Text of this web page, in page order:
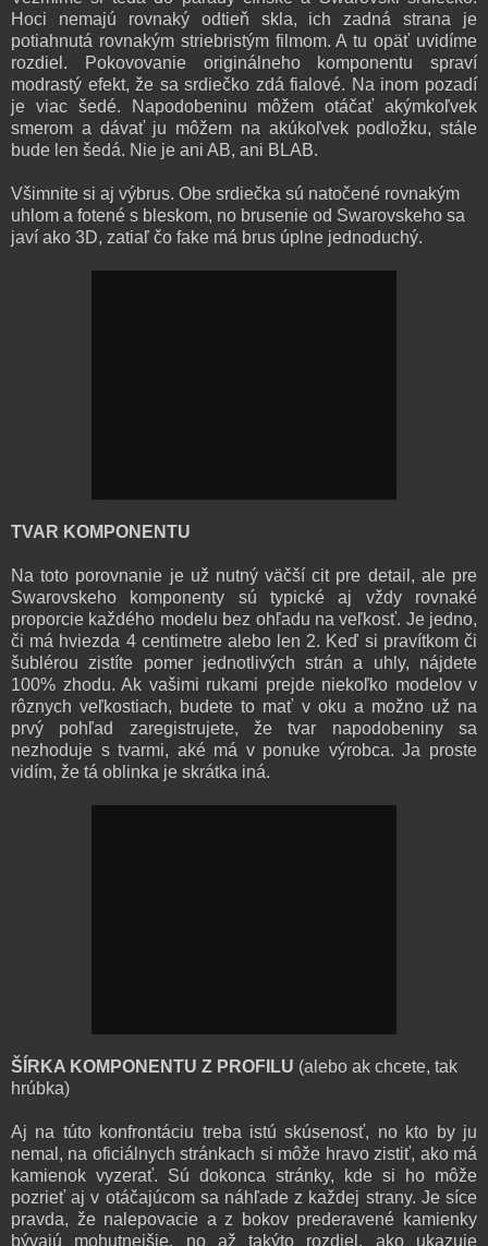
Hoci nemajú rovnaký odtieň skla, ich zadná strana je
potiahnutá rovnakým striebristým filmom. A tu opäť uvidíme
rozdiel. Pokovovanie originálneho komponentu spraví
modrastý efekt, že sa srdiečko zdá fialové. Na inom pozadí
je viac šedé. Napodobeninu môžem otáčať akýmkoľvek
smerom a dávať ju môžem na akúkoľvek podložku, stále
bude len šedá. Nie je ani AB, ani BLAB.
Všimnite si aj výbrus. Obe srdiečka sú natočené rovnakým
uhlom a fotené s bleskom, no brusenie od Swarovskeho sa
javí ako 3D, zatiaľ čo fake má brus úplne jednoduchý.
TVAR KOMPONENTU
Na toto porovnanie je už nutný väčší cit pre detail, ale pre
Swarovskeho komponenty sú typické aj vždy rovnaké
proporcie každého modelu bez ohľadu na veľkosť. Je jedno,
či má hviezda 4 centimetre alebo len 2. Keď si pravítkom či
šublérou zistíte pomer jednotlivých strán a uhly, nájdete
100% zhodu. Ak vašimi rukami prejde niekoľko modelov v
rôznych veľkostiach, budete to mať v oku a možno už na
prvý pohľad zaregistrujete, že tvar napodobeniny sa
nezhoduje s tvarmi, aké má v ponuke výrobca. Ja proste
vidím, že tá oblinka je skrátka iná.
ŠÍRKA KOMPONENTU Z PROFILU (alebo ak chcete, tak
hrúbka)
Aj na túto konfrontáciu treba istú skúsenosť, no kto by ju
nemal, na oficiálnych stránkach si môže hravo zistiť, ako má
kamienok vyzerať. Sú dokonca stránky, kde si ho môže
pozrieť aj v otáčajúcom sa náhľade z každej strany. Je síce
pravda, že nalepovacie a z bokov prederavené kamienky
bývajú mohutnejšie, no až takýto rozdiel, ako ukazuje